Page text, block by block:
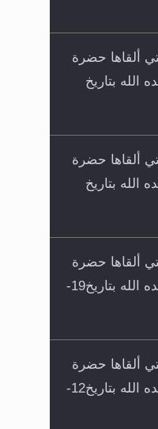
ألقاها حضرة
الله بتاريخ
ألقاها حضرة
الله بتاريخ
ألقاها حضرة
أمير المؤمنين أيده الله بتاريخ19-
ألقاها حضرة
أمير المؤمنين أيده الله بتاريخ12-